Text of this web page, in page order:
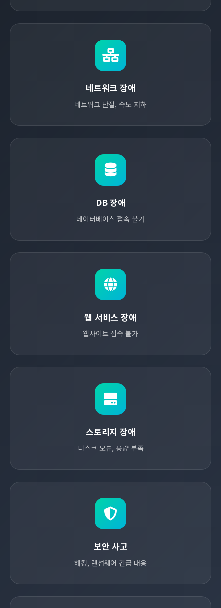
네트워크 장애
네트워크 단절, 속도 저하
DB 장애
데이터베이스 접속 불가
웹 서비스 장애
웹사이트 접속 불가
스토리지 장애
디스크 오류, 용량 부족
보안 사고
해킹, 랜섬웨어 긴급 대응